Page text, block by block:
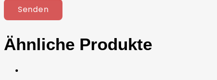
Ähnliche Produkte